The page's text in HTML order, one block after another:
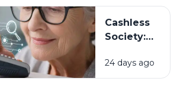
Cashless
Society:
Kita Hidup
Tanpa
24 days ago